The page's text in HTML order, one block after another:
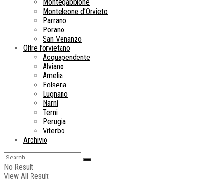
Montegabbione
Monteleone d’Orvieto
Parrano
Porano
San Venanzo
Oltre l’orvietano
Acquapendente
Alviano
Amelia
Bolsena
Lugnano
Narni
Terni
Perugia
Viterbo
Archivio
No Result
View All Result